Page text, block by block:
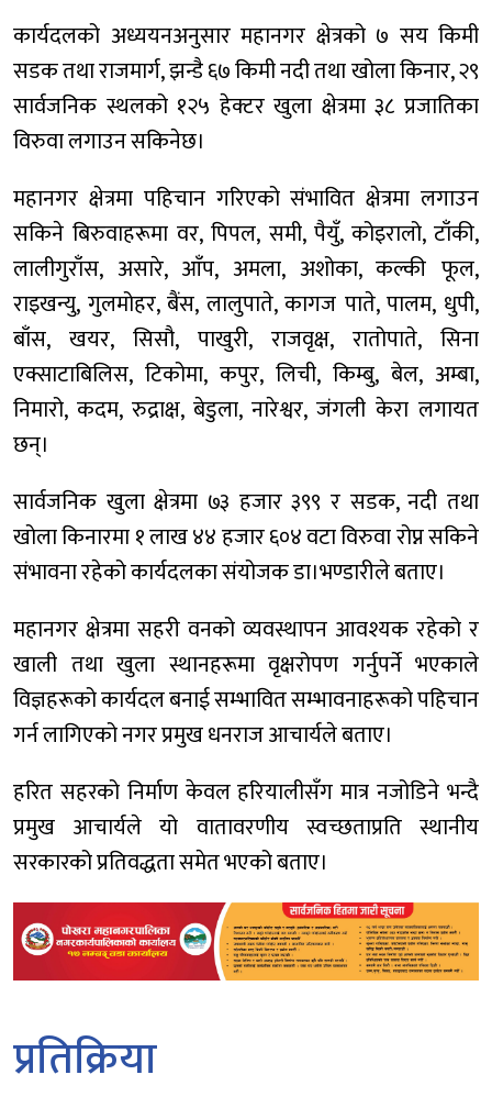
कार्यदलको अध्ययनअनुसार महानगर क्षेत्रको ७ सय किमी
सडक तथा राजमार्ग, झन्डै ६७ किमी नदी तथा खोला किनार, २९
सार्वजनिक स्थलको १२५ हेक्टर खुला क्षेत्रमा ३८ प्रजातिका
विरुवा लगाउन सकिनेछ।
महानगर क्षेत्रमा पहिचान गरिएको संभावित क्षेत्रमा लगाउन
सकिने बिरुवाहरूमा वर, पिपल, समी, पैयुँ, कोइरालो, टाँकी,
लालीगुराँस, असारे, आँप, अमला, अशोका, कल्की फूल,
राइखन्यु, गुलमोहर, बैंस, लालुपाते, कागज पाते, पालम, धुपी,
बाँस, खयर, सिसौ, पाखुरी, राजवृक्ष, रातोपाते, सिना
एक्साटाबिलिस, टिकोमा, कपुर, लिची, किम्बु, बेल, अम्बा,
निमारो, कदम, रुद्राक्ष, बेडुला, नारेश्वर, जंगली केरा लगायत
छन्।
सार्वजनिक खुला क्षेत्रमा ७३ हजार ३९९ र सडक, नदी तथा
खोला किनारमा १ लाख ४४ हजार ६०४ वटा विरुवा रोप्न सकिने
संभावना रहेको कार्यदलका संयोजक डा।भण्डारीले बताए।
महानगर क्षेत्रमा सहरी वनको व्यवस्थापन आवश्यक रहेको र
खाली तथा खुला स्थानहरूमा वृक्षरोपण गर्नुपर्ने भएकाले
विज्ञहरूको कार्यदल बनाई सम्भावित सम्भावनाहरूको पहिचान
गर्न लागिएको नगर प्रमुख धनराज आचार्यले बताए।
हरित सहरको निर्माण केवल हरियालीसँग मात्र नजोडिने भन्दै
प्रमुख आचार्यले यो वातावरणीय स्वच्छताप्रति स्थानीय
सरकारको प्रतिवद्धता समेत भएको बताए।
प्रतिक्रिया